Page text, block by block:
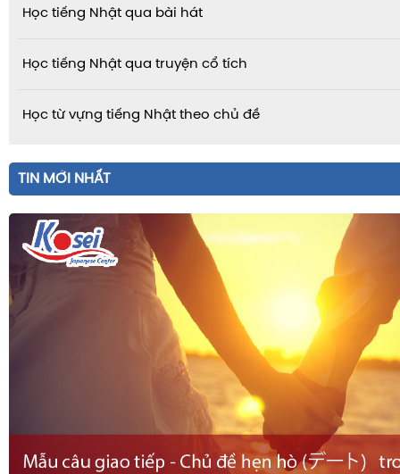
Học tiếng Nhật qua bài hát
Học tiếng Nhật qua truyện cổ tích
Học từ vựng tiếng Nhật theo chủ đề
TIN MỚI NHẤT